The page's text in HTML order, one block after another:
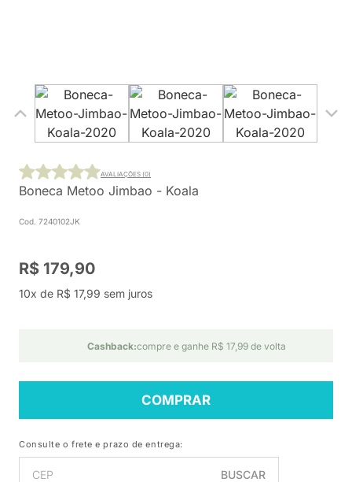
Boneca Metoo Jimbao - Koala
Cod. 7240102JK
AVALIAÇÕES (0)
R$ 179,90
10x de R$ 17,99 sem juros
Cashback:compre e ganhe R$ 17,99 de volta
COMPRAR
Consulte o frete e prazo de entrega:
BUSCAR